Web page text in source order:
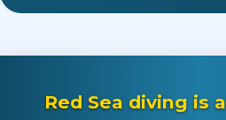
Red Sea diving is